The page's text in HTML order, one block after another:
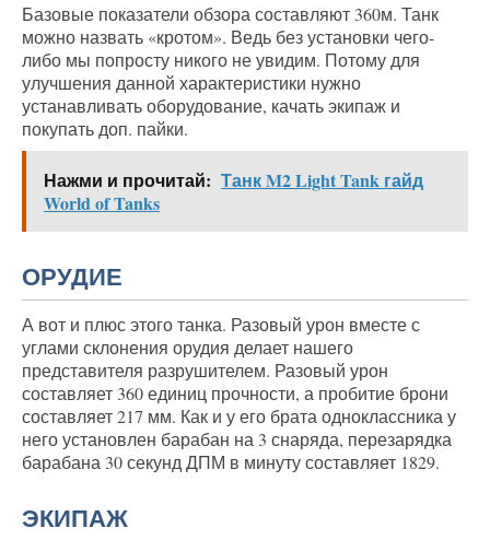
Базовые показатели обзора составляют 360м. Танк
можно назвать «кротом». Ведь без установки чего-
либо мы попросту никого не увидим. Потому для
улучшения данной характеристики нужно
устанавливать оборудование, качать экипаж и
покупать доп. пайки.
Нажми и прочитай: Танк M2 Light Tank гайд
World of Tanks
ОРУДИЕ
А вот и плюс этого танка. Разовый урон вместе с
углами склонения орудия делает нашего
представителя разрушителем. Разовый урон
составляет 360 единиц прочности, а пробитие брони
составляет 217 мм. Как и у его брата одноклассника у
него установлен барабан на 3 снаряда, перезарядка
барабана 30 секунд ДПМ в минуту составляет 1829.
ЭКИПАЖ